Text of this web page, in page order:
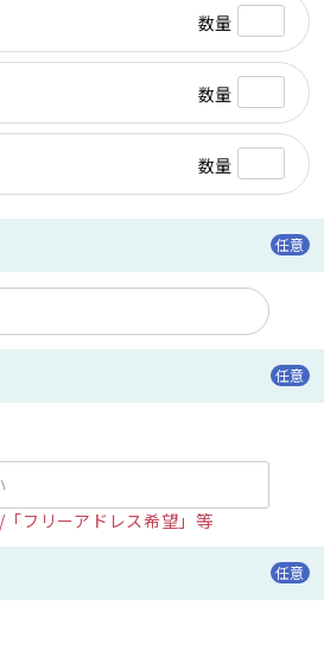
数量
数量
数量
任意
任意
「フリーアドレス希望」等
任意